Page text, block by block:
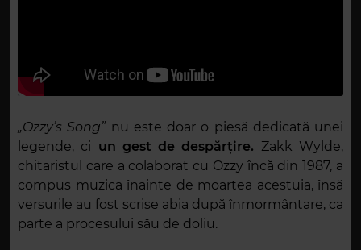
„Ozzy’s Song”nu este doar o piesă dedicată unei
legende, ci un gest de despărțire. Zakk Wylde,
chitaristul care a colaborat cu Ozzy încă din 1987, a
compus muzica înainte de moartea acestuia, însă
versurile au fost scrise abia după înmormântare, ca
parte a procesului său de doliu.